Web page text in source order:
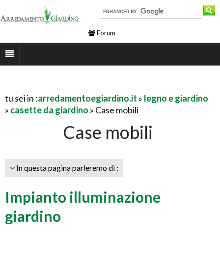
Forum
tu sei in :arredamentoegiardino.it » legno e giardino
» casette da giardino » Case mobili
Case mobili
In questa pagina parleremo di :
Impianto illuminazione
giardino